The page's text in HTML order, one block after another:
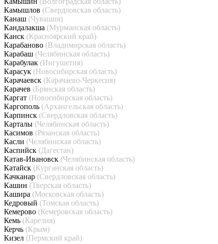
Камышлов (Свердловская область)
Канаш (Чувашия)
Кандалакша (Мурманская область)
Канск (Красноярский край)
Карабаново (Владимирская область)
Карабаш (Челябинская область)
Карабулак (Ингушетия)
Карасук (Новосибирская область)
Карачаевск (Карачаево-Черкесия)
Карачев (Брянская область)
Каргат (Новосибирская область)
Каргополь (Архангельская область)
Карпинск (Свердловская область)
Карталы (Челябинская область)
Касимов (Рязанская область)
Касли (Челябинская область)
Каспийск (Дагестан)
Катав-Ивановск (Челябинская область)
Катайск (Курганская область)
Качканар (Свердловская область)
Кашин (Тверская область)
Кашира (Московская область)
Кедровый (Томская область)
Кемерово (Кемеровская область)
Кемь (Карелия)
Керчь (Крым)
Кизел (Пермский край)